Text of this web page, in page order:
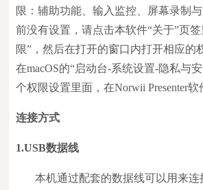
限：辅助功能、输入监控、屏幕录制
前没有设置，请点击本软件“关于”页
限”，然后在打开的窗口内打开相应的
在macOS的“启动台-系统设置-隐私与
个权限设置里面，在Norwii Presenter软
连接方式
1.USB数据线
本机通过配套的数据线可以用来连